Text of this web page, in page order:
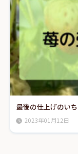
最後の仕上げのい
2023年01月12日